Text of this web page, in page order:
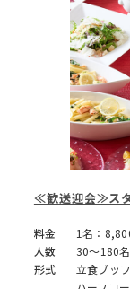
≪歓送迎会≫スタ
料金
1名：
人数
30～180
形式
立食ブッ